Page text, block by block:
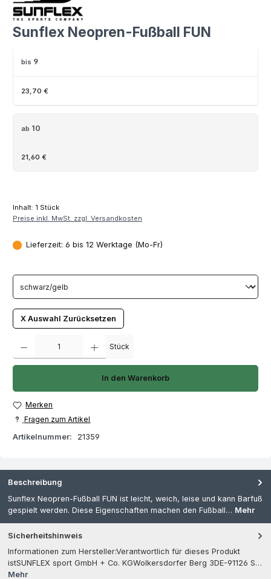
Sunflex Neopren-Fußball FUN
bis 9
23,70 €
ab 10
21,60 €
Inhalt: 1 Stück
Preise inkl. MwSt. zzgl. Versandkosten
Lieferzeit: 6 bis 12 Werktage (Mo-Fr)
X Auswahl Zurücksetzen
Stück
In den Warenkorb
Merken
Fragen zum Artikel
Artikelnummer:
21359
Beschreibung
Sunflex Neopren-Fußball FUN ist leicht, weich, leise und kann Barfuß
gespielt werden. Diese Eigenschaften machen den Fußball… Mehr
Sicherheitshinweis
Informationen zum Hersteller:Verantwortlich für dieses Produkt
istSUNFLEX sport GmbH + Co. KGWolkersdorfer Berg 3DE-91126 S…
Mehr